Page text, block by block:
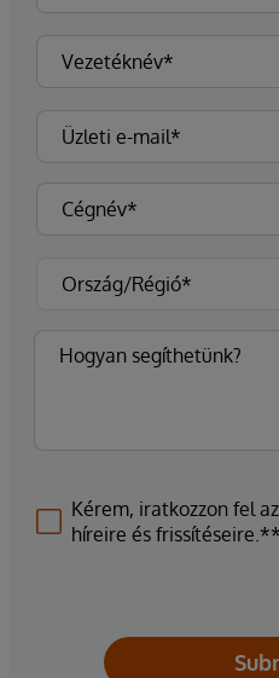
Kérem, iratkozzon fel
híreire és frissítéseire.**